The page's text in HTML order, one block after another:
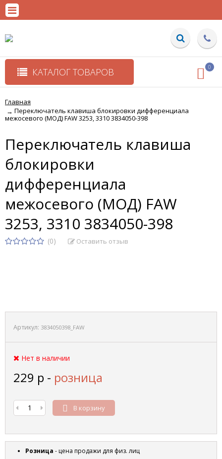
КАТАЛОГ ТОВАРОВ 0
Главная
→ Переключатель клавиша блокировки дифференциала
межосевого (МОД) FAW 3253, 3310 3834050-398
Переключатель клавиша
блокировки
дифференциала
межосевого (МОД) FAW
3253, 3310 3834050-398
(0) Оставить отзыв
Артикул: 3834050398_FAW
Нет в наличии
229 р - розница
В корзину
Розница - цена продажи для физ. лиц